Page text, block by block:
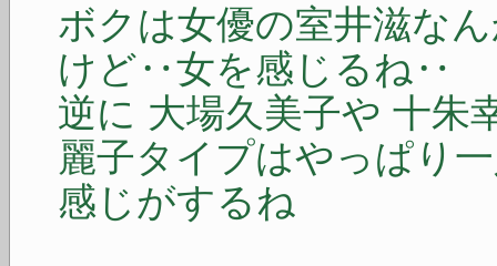
ボクは女優の室井滋な
けど‥女を感じるね‥
逆に 大場久美子や 十朱
麗子タイプはやっぱり
感じがするね